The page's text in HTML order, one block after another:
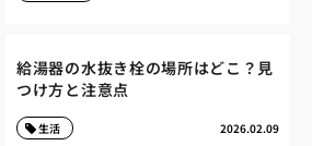
給湯器の水抜き栓の場所はどこ？見
つけ方と注意点
2026.02.09
生活